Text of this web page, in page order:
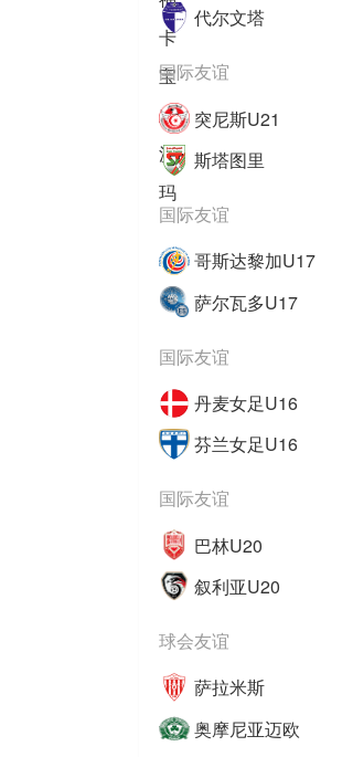
代尔文塔
国际友谊
突尼斯U21
斯塔图里
国际友谊
哥斯达黎加U17
萨尔瓦多U17
国际友谊
丹麦女足U16
芬兰女足U16
国际友谊
巴林U20
叙利亚U20
球会友谊
萨拉米斯
奥摩尼亚迈欧